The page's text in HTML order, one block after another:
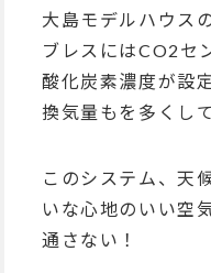
大島モデルハウス
ブレスにはCO2セ
酸化炭素濃度が設
換気量もを多くし
このシステム、天
いな心地のいい空
通さない！